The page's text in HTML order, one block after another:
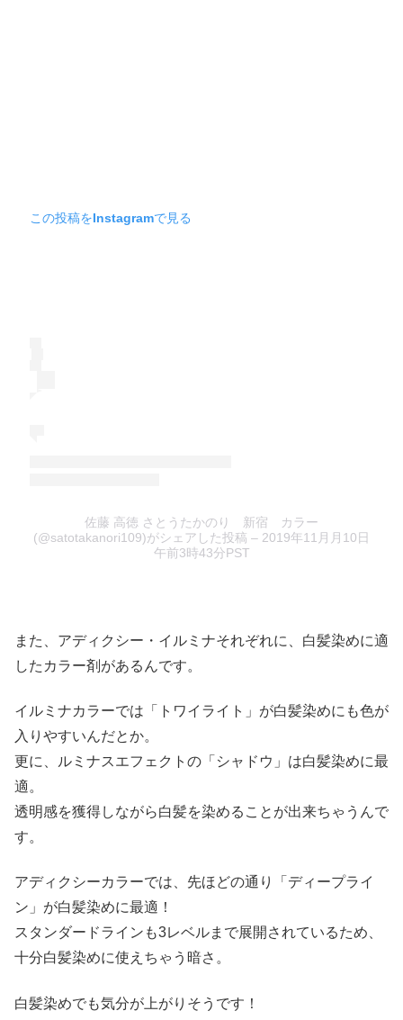
この投稿をInstagramで見る
佐藤 高徳 さとうたかのり 新宿 カラー
(@satotakanori109)がシェアした投稿 – 2019年11月月10日
午前3時43分PST
また、アディクシー・イルミナそれぞれに、白髪染めに適
したカラー剤があるんです。
イルミナカラーでは「トワイライト」が白髪染めにも色が
入りやすいんだとか。
更に、ルミナスエフェクトの「シャドウ」は白髪染めに最
適。
透明感を獲得しながら白髪を染めることが出来ちゃうんで
す。
アディクシーカラーでは、先ほどの通り「ディープライ
ン」が白髪染めに最適！
スタンダードラインも3レベルまで展開されているため、
十分白髪染めに使えちゃう暗さ。
白髪染めでも気分が上がりそうです！